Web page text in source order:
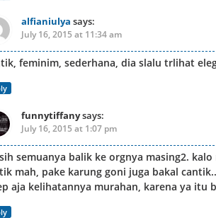
alfianiulya says:
July 16, 2015 at 11:34 am
feminim, sederhana, dia slalu trlihat
funnytiffanysays:
July 16, 2015 at 1:07 pm
semuanya balik ke orgnya masing2.
mah, pake karung goni juga bakal
aja kelihatannya murahan, karena ya itu